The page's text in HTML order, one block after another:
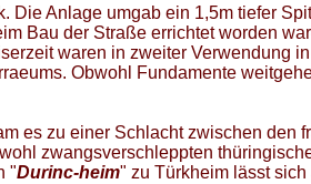
Die Anlage umgab ein 1,5m tiefer
Bau der Straße errichtet worden
waren in zweiter Verwendung
Obwohl Fundamente
es zu einer Schlacht zwischen den
zwangsverschleppten
"Durinc-heim" zu Türkheim lässt